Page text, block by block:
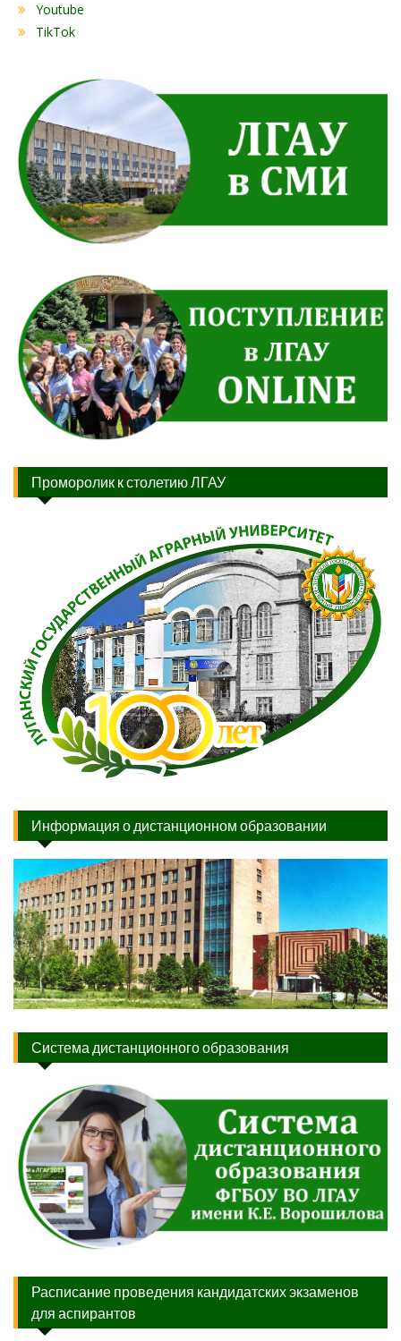
Youtube
TikTok
Проморолик к столетию ЛГАУ
Информация о дистанционном образовании
Система дистанционного образования
Расписание проведения кандидатских экзаменов
для аспирантов